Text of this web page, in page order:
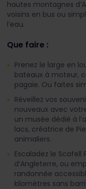
hautes montagnes
voisins en bus ou
l’eau.
Que faire :
Prenez le large en
bateaux à moteur,
pagaie. Ou faites
Réveillez vos
nouveaux avec
un musée dédié à
lacs, créatrice de
animaliers.
Escaladez le
d’Angleterre, ou
randonnée
kilomètres sans